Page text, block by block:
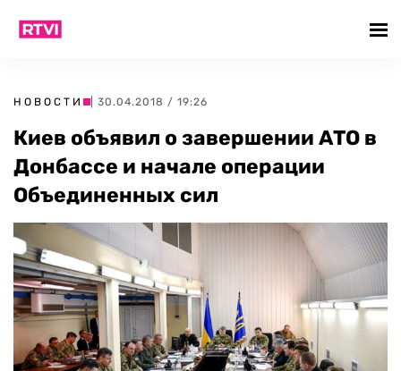
НОВОСТИ | 30.04.2018 / 19:26
Киев объявил о завершении АТО в
Донбассе и начале операции
Объединенных сил